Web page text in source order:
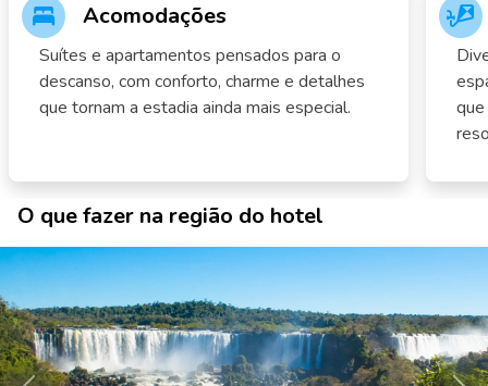
Acomodações
Suítes e apartamentos pensados para o
descanso, com conforto, charme e detalhes
que tornam a estadia ainda mais especial.
O que fazer na região do hotel